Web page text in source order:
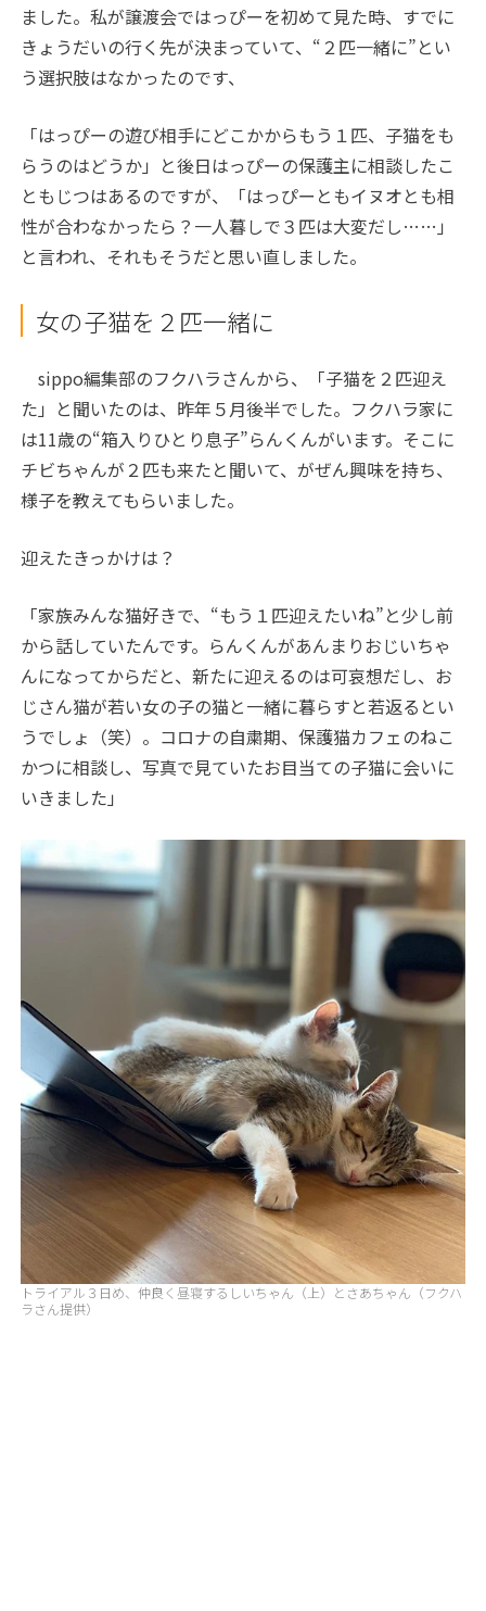
ました。私が譲渡会ではっぴーを初めて見た時、すでに
きょうだいの行く先が決まっていて、“２匹一緒に”とい
う選択肢はなかったのです、
「はっぴーの遊び相手にどこかからもう１匹、子猫をも
らうのはどうか」と後日はっぴーの保護主に相談したこ
ともじつはあるのですが、「はっぴーともイヌオとも相
性が合わなかったら？一人暮しで３匹は大変だし……」
と言われ、それもそうだと思い直しました。
女の子猫を２匹一緒に
sippo編集部のフクハラさんから、「子猫を２匹迎え
た」と聞いたのは、昨年５月後半でした。フクハラ家に
は11歳の“箱入りひとり息子”らんくんがいます。そこに
チビちゃんが２匹も来たと聞いて、がぜん興味を持ち、
様子を教えてもらいました。
迎えたきっかけは？
「家族みんな猫好きで、“もう１匹迎えたいね”と少し前
から話していたんです。らんくんがあんまりおじいちゃ
んになってからだと、新たに迎えるのは可哀想だし、お
じさん猫が若い女の子の猫と一緒に暮らすと若返るとい
うでしょ（笑）。コロナの自粛期、保護猫カフェのねこ
かつに相談し、写真で見ていたお目当ての子猫に会いに
いきました」
トライアル３日め、仲良く昼寝するしいちゃん（上）とさあちゃん（フクハ
ラさん提供）